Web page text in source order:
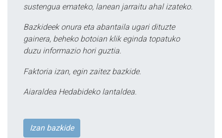
sustengua emateko, lanean jarraitu ahal izateko.
Bazkideek onura eta abantaila ugari dituzte
gainera, beheko botoian klik eginda topatuko
duzu informazio hori guztia.
Faktoria izan, egin zaitez bazkide.
Aiaraldea Hedabideko lantaldea.
Izan bazkide